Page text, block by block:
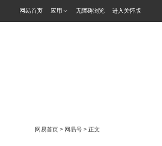
网易首页 应用 无障碍浏览 进入关怀版
网易首页 > 网易号 > 正文